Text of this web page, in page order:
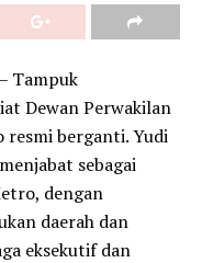
Tampuk
Dewan Perwakilan
resmi berganti. Yudi
sebagai
dengan
daerah dan
eksekutif dan